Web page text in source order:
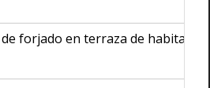
forjado en terraza de